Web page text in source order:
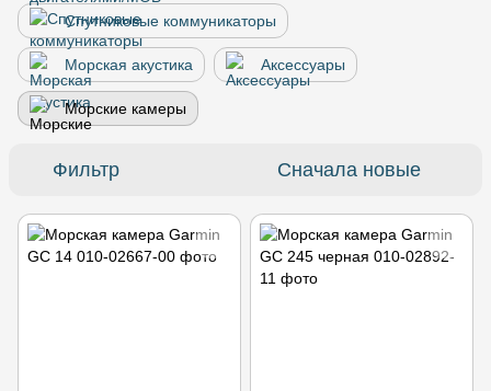
Спутниковые коммуникаторы
Морская акустика Аксессуары
Морские камеры
Фильтр Сначала новые